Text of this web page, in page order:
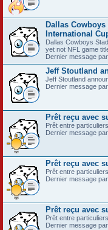
Dallas
International
Dallas Cowboys
yet not NFL game
Dernier message par
Jeff Stoutland
Jeff Stoutland
Dernier message par
Prêt reçu avec
Prêt entre particuliers
Dernier message par
Prêt reçu avec
Prêt entre particuliers
Dernier message par
Prêt reçu avec
Prêt entre particuliers
Dernier message par